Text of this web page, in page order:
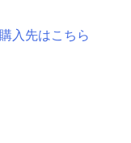
入先はこちら